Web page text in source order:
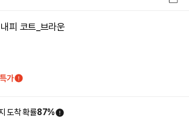
피 코트_브라운
가
도착 확률87%